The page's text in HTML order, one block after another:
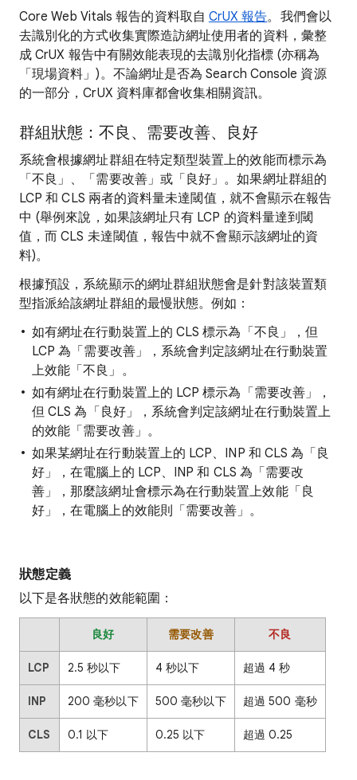
Core Web Vitals 報告的資料取自 CrUX 報告。我們會以
去識別化的方式收集實際造訪網址使用者的資料，彙整
成 CrUX 報告中有關效能表現的去識別化指標 (亦稱為
「現場資料」 )。不論網址是否為 Search Console 資源
的一部分，CrUX 資料庫都會收集相關資訊。
群組狀態：不良、需要改善、良好
系統會根據網址群組在特定類型裝置上的效能而標示為
「不良」 、「需要改善」 或「良好」 。如果網址群組的
LCP 和 CLS 兩者的資料量未達閾值，就不會顯示在報告
中 (舉例來說，如果該網址只有 LCP 的資料量達到閾
值，而 CLS 未達閾值，報告中就不會顯示該網址的資
料)。
根據預設，系統顯示的網址群組狀態會是針對該裝置類
型指派給該網址群組的最慢狀態。例如：
如有網址在行動裝置上的 CLS 標示為「不良」
，但
LCP 為「需要改善」
，系統會判定該網址在行動裝置
上效能「不良」 。
如有網址在行動裝置上的 LCP 標示為「需要改善」
，
但 CLS 為「良好」
，系統會判定該網址在行動裝置上
的效能「需要改善」 。
如果某網址在行動裝置上的 LCP、INP 和 CLS 為「良
好」
，在電腦上的 LCP、INP 和 CLS 為「需要改
善」
，那麼該網址會標示為在行動裝置上效能「良
好」
，在電腦上的效能則「需要改善」 。
狀態定義
以下是各狀態的效能範圍：
良好 需要改善 不良
LCP 2.5 秒以下 4 秒以下 超過 4 秒
INP 200 毫秒以下 500 毫秒以下 超過 500 毫秒
CLS 0.1 以下 0.25 以下 超過 0.25